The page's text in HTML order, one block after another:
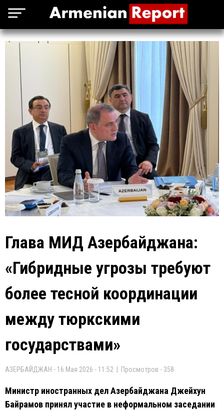
Глава МИД Азербайджана:
«Гибридные угрозы требуют
более тесной координации
между тюркскими
государствами»
АЗЕРБАЙДЖАН - 16 Мая 2026 - 11:52 | Просмотров - 358
Министр иностранных дел Азербайджана Джейхун
Байрамов принял участие в неформальном заседании